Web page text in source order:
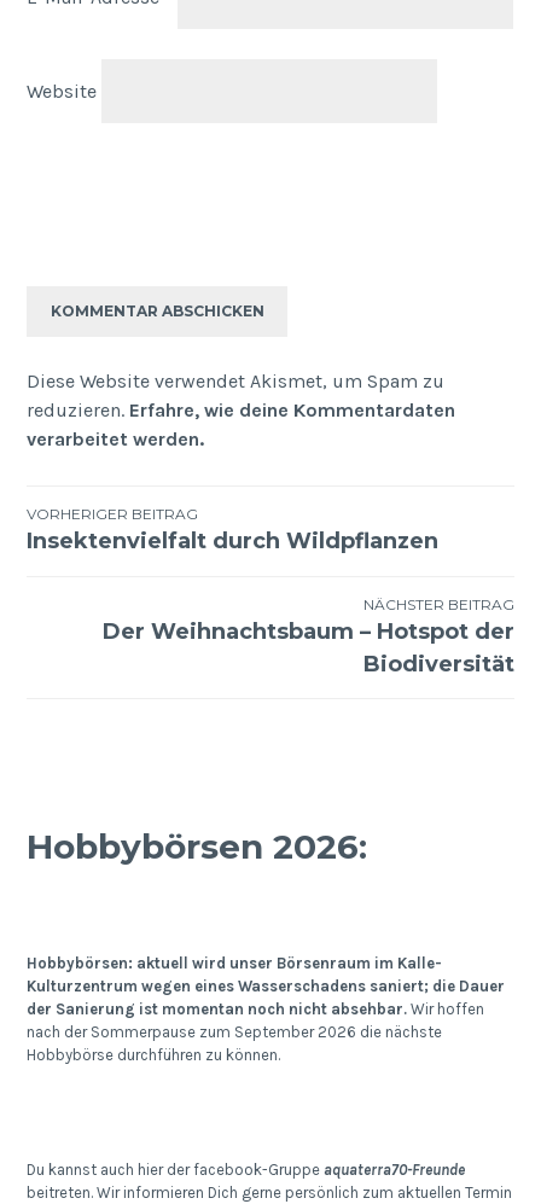
Website
Diese Website verwendet Akismet, um Spam zu
reduzieren. Erfahre, wie deine Kommentardaten
verarbeitet werden.
Beitragsnavigation
VORHERIGER BEITRAG
Insektenvielfalt durch Wildpflanzen
NÄCHSTER BEITRAG
Der Weihnachtsbaum – Hotspot der
Biodiversität
Hobbybörsen 2026:
Hobbybörsen: aktuell wird unser Börsenraum im Kalle-
Kulturzentrum wegen eines Wasserschadens saniert; die Dauer
der Sanierung ist momentan noch nicht absehbar. Wir hoffen
nach der Sommerpause zum September 2026 die nächste
Hobbybörse durchführen zu können.
Du kannst auch hier der facebook-Gruppeaquaterra70-Freunde
beitreten. Wir informieren Dich gerne persönlich zum aktuellen Termin